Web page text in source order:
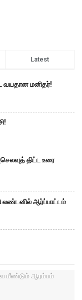
Latest
வயதான மனிதர்!
திட்ட உரை
லண்டனில் ஆர்ப்பாட்டம்